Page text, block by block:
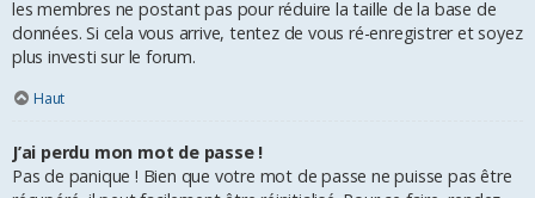
les membres ne postant pas pour réduire la taille de la base de
données. Si cela vous arrive, tentez de vous ré-enregistrer et soyez
plus investi sur le forum.
Haut
J’ai perdu mon mot de passe !
Pas de panique ! Bien que votre mot de passe ne puisse pas être